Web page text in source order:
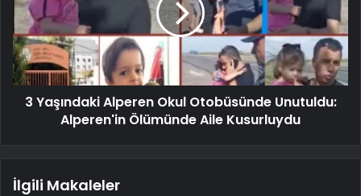
3 Yaşındaki Alperen Okul Otobüsünde Unutuldu:
Alperen'in Ölümünde Aile Kusurluydu
İlgili Makaleler